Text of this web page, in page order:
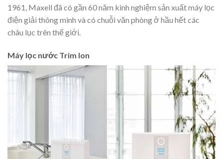
1961, Maxell đã có gần 60 năm kinh nghiệm sản xuất máy lọc
điện giải thông minh và có chuỗi văn phòng ở hầu hết các
châu lục trên thế giới.
Máy lọc nước Trim Ion